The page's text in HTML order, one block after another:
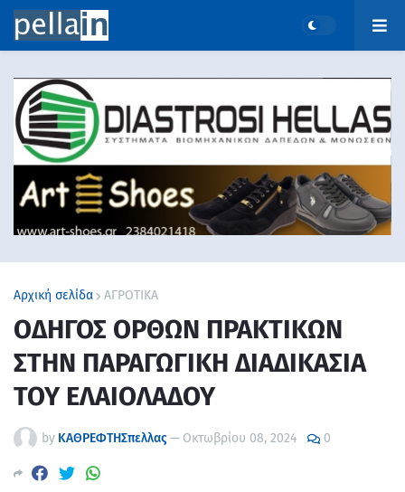
Αρχική σελίδα ΑΓΡΟΤΙΚΑ
ΟΔΗΓΟΣ ΟΡΘΩΝ ΠΡΑΚΤΙΚΩΝ
ΣΤΗΝ ΠΑΡΑΓΩΓΙΚΗ ΔΙΑΔΙΚΑΣΙΑ
ΤΟΥ ΕΛΑΙΟΛΑΔΟΥ
by ΚΑΘΡΕΦΤΗΣπελλας— Οκτωβρίου 08, 2024 0